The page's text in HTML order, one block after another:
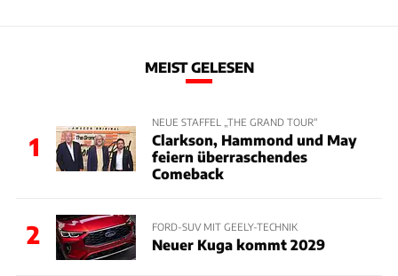
MEIST GELESEN
1
NEUE STAFFEL „THE GRAND TOUR“
Clarkson, Hammond und May
feiern überraschendes
Comeback
2 FORD-SUV MIT GEELY-TECHNIK
Neuer Kuga kommt 2029